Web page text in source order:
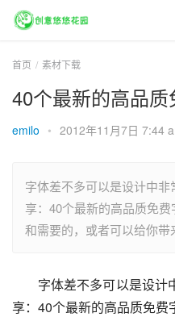
首页 素材下载
40个最新的高品
emilo • 2012年11月7日 7:44
字体差不多可以是设计中
享：40个最新的高品质免
和需要的，或者可以给你带
字体差不多可以是设计
享：40个最新的高品质免费